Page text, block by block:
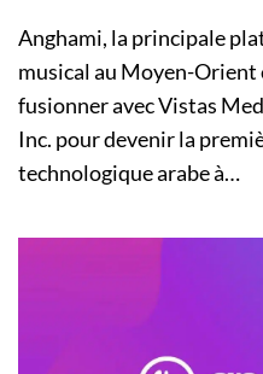
Anghami, la principale
musical au Moyen-Orient
fusionner avec Vistas
Inc. pour devenir la
technologique arabe à…